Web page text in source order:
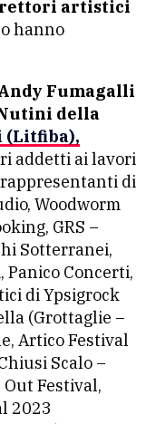
artistici
hanno
Fumagalli
della
(Litfiba),
addetti ai lavori
di
Woodworm
GRS –
Sotterranei,
Panico Concerti,
di Ypsigrock
(Grottaglie –
Artico Festival
Scalo –
Out Festival,
2023